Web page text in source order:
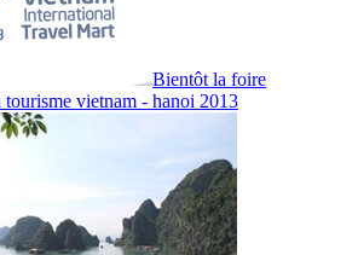
Bientôt la foire
tourisme vietnam - hanoi 2013